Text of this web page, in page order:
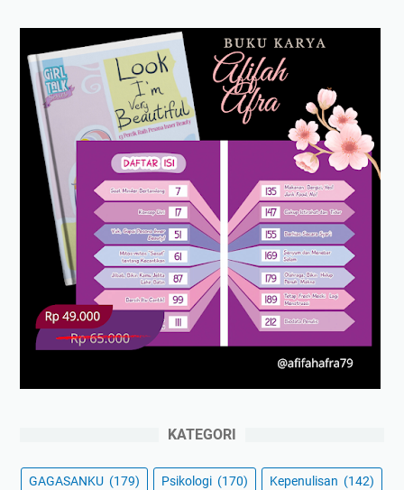
KATEGORI
GAGASANKU (179) Psikologi (170) Kepenulisan (142)